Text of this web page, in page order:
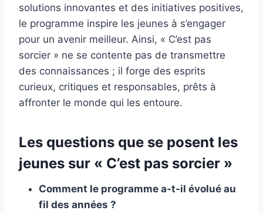
solutions innovantes et des initiatives positives,
le programme inspire les jeunes à s’engager
pour un avenir meilleur. Ainsi, « C’est pas
sorcier » ne se contente pas de transmettre
des connaissances ; il forge des esprits
curieux, critiques et responsables, prêts à
affronter le monde qui les entoure.
Les questions que se posent les
jeunes sur « C’est pas sorcier »
Comment le programme a-t-il évolué au
fil des années ?